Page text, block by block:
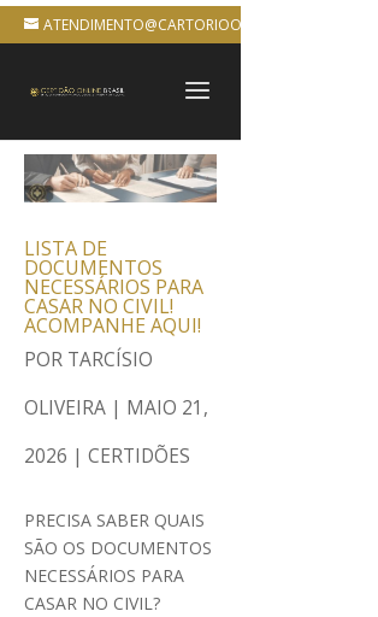
ATENDIMENTO@CARTORIOONLINEBRASIL.COM.BR
LISTA DE
DOCUMENTOS
NECESSÁRIOS PARA
CASAR NO CIVIL!
ACOMPANHE AQUI!
POR TARCÍSIO
OLIVEIRA | MAIO 21,
2026 | CERTIDÕES
PRECISA SABER QUAIS
SÃO OS DOCUMENTOS
NECESSÁRIOS PARA
CASAR NO CIVIL?